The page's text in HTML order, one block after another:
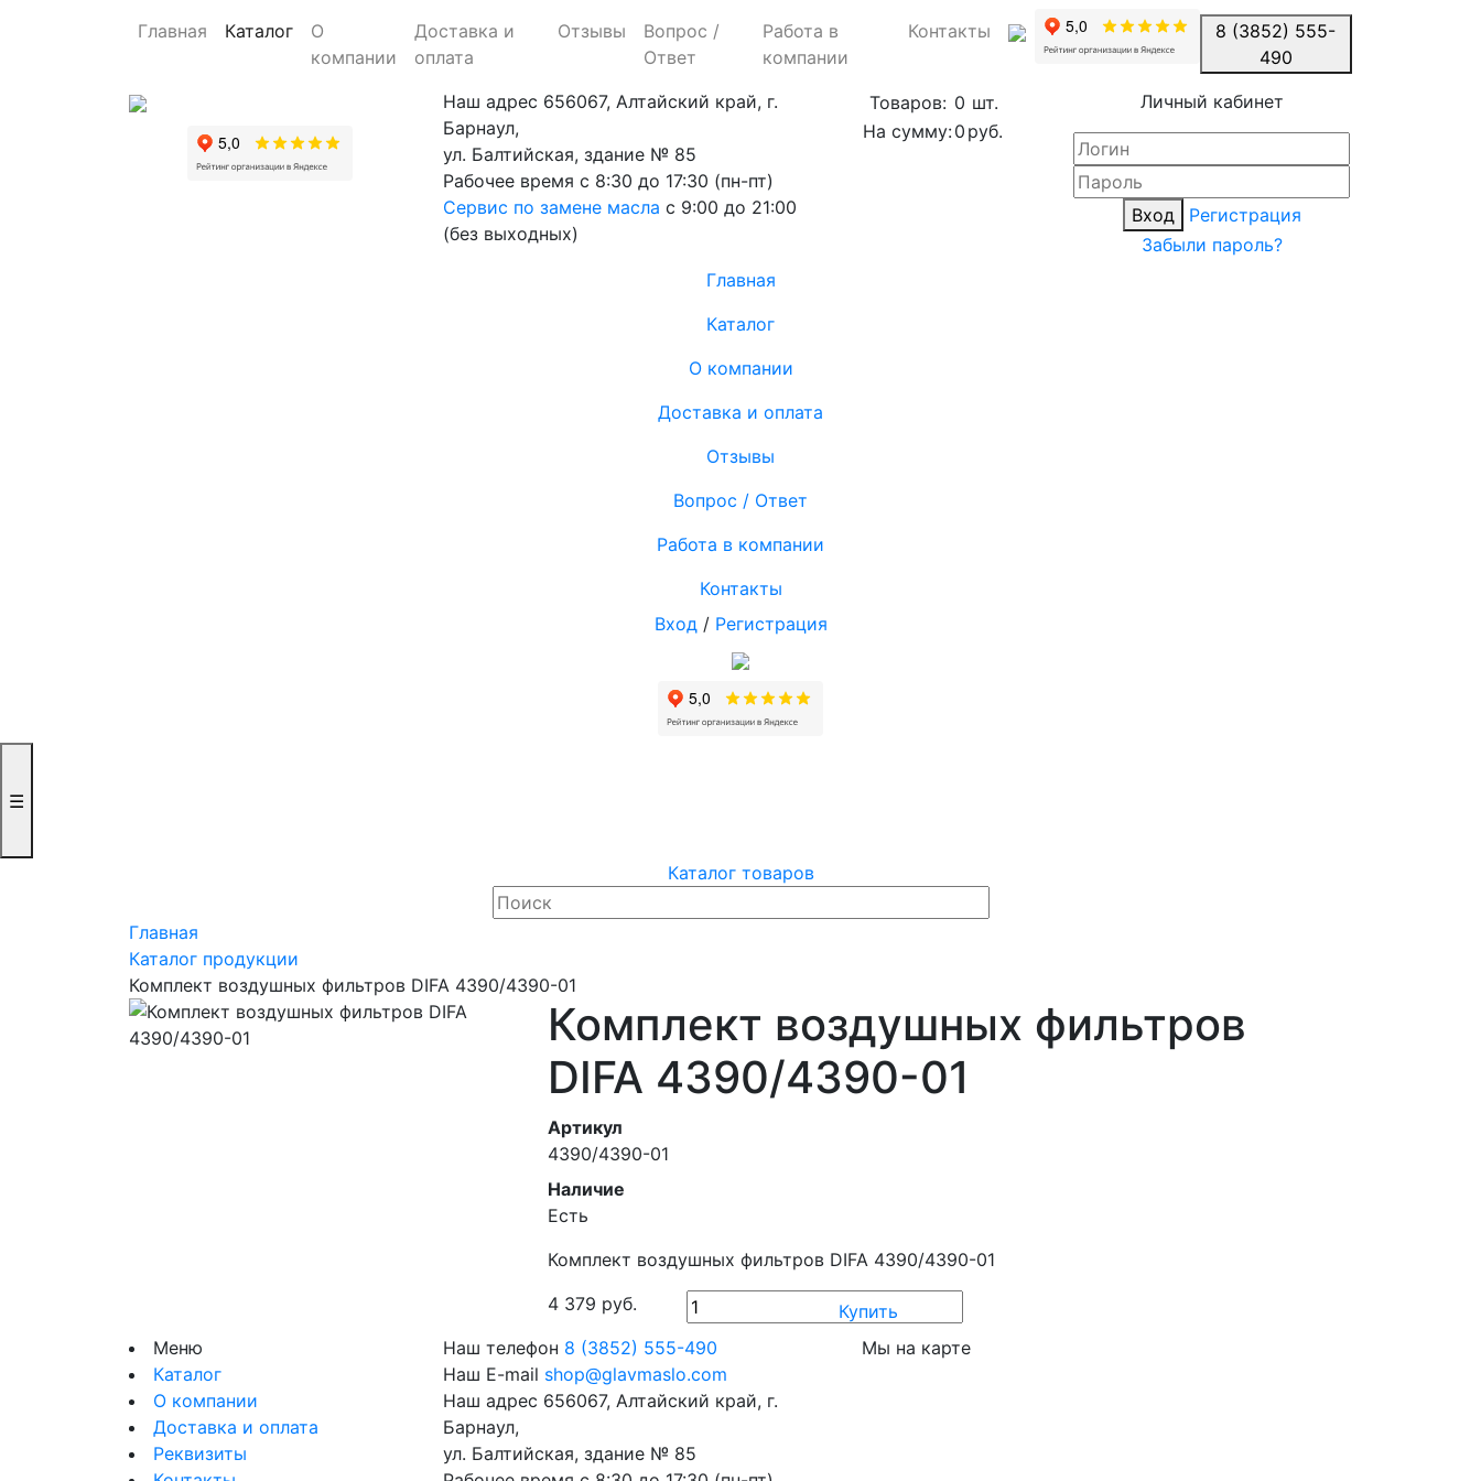
Главная Каталог
О
компании
Доставка и
оплата
Отзывы
Вопрос /
Ответ
Работа в
компании
Контакты
8 (3852) 555-
490
Наш адрес 656067, Алтайский край, г.
Барнаул,
ул. Балтийская, здание № 85
Рабочее время с 8:30 до 17:30 (пн-пт)
Сервис по замене масла с 9:00 до 21:00
(без выходных)
Товаров: 0 шт.
На сумму:0 руб.
Личный кабинет
Вход
Регистрация
Забыли пароль?
Главная
Каталог
О компании
Доставка и оплата
Отзывы
Вопрос / Ответ
Работа в компании
Контакты
Вход/ Регистрация
☰
Каталог товаров
Главная
Каталог продукции
Комплект воздушных фильтров DIFA 4390/4390-01
Комплект воздушных фильтров
DIFA 4390/4390-01
Артикул
4390/4390-01
Наличие
Есть
Комплект воздушных фильтров DIFA 4390/4390-01
4 379 руб.
Купить
Меню
Каталог
О компании
Доставка и оплата
Реквизиты
Наш телефон 8 (3852) 555-490
Наш E-mail shop@glavmaslo.com
Наш адрес 656067, Алтайский край, г.
Барнаул,
ул. Балтийская, здание № 85
Мы на карте